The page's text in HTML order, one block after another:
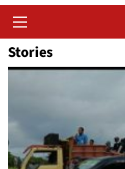
Menu
Stories